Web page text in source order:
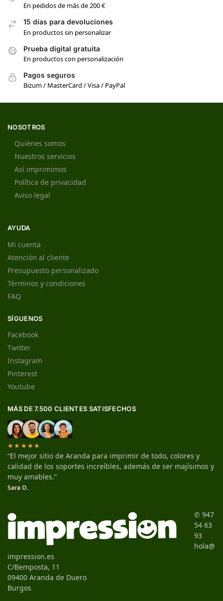
En pedidos de más de 200 €
15 días para devoluciones
En productos sin personalizar
Prueba digital gratuita
En productos con personalización
Pagos seguros
Bizum / MasterCard / Visa / PayPal
NOSOTROS
Quiénes somos
Nuestros servicios
Así imprimimos
Política de privacidad
Aviso legal
AYUDA
Mi cuenta
Atención al cliente
Presupuesto personalizado
Términos y condiciones
FAQ
SÍGUENOS
Facebook
Twitter
Instagram
Pinterest
Youtube
MÁS DE 7.500 CLIENTES SATISFECHOS
★★★★★
“El mejor sitio de Aranda para imprimir de todo, colores y
calidad de los soportes increíbles, además de ser majísimos y
muy amables.”
Sara O.
✆ 947
54 63
93
hola@
impression.es
C/Bemposta, 11
09400 Aranda de Duero
Burgos